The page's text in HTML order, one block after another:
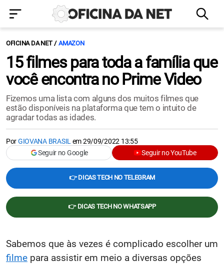
OFICINA DA NET AMAZON
15 filmes para toda a família que
você encontra no Prime Video
Fizemos uma lista com alguns dos muitos filmes que
estão disponíveis na plataforma que tem o intuito de
agradar todas as idades.
PorGIOVANA BRASIL em29/09/2022 13:55
Seguir no Google
Seguir no YouTube
👉 DICAS TECH NO TELEGRAM
👉 DICAS TECH NO WHATSAPP
Sabemos que às vezes é complicado escolher um
filme para assistir em meio a diversas opções